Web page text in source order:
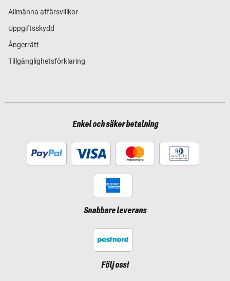
Allmänna affärsvillkor
Uppgiftsskydd
Ångerrätt
Tillgänglighetsförklaring
Enkel och säker betalning
Snabbare leverans
Följ oss!